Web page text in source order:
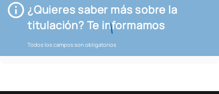
¿Quieres saber más sobre la
titulación? Te informamos
Todos los campos son obligatorios